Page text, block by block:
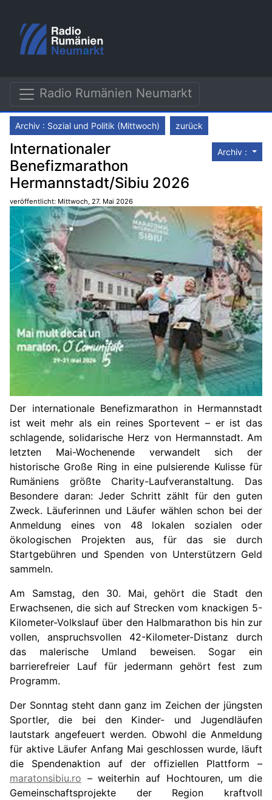
Radio Rumänien Neumarkt
Archiv : Sozial und Politik (Mittwoch) zurück
Archiv :
Internationaler
Benefizmarathon
Hermannstadt/Sibiu 2026
veröffentlicht: Mittwoch, 27. Mai 2026
Der internationale Benefizmarathon in Hermannstadt
ist weit mehr als ein reines Sportevent – er ist das
schlagende, solidarische Herz von Hermannstadt. Am
letzten Mai-Wochenende verwandelt sich der
historische Große Ring in eine pulsierende Kulisse für
Rumäniens größte Charity-Laufveranstaltung. Das
Besondere daran: Jeder Schritt zählt für den guten
Zweck. Läuferinnen und Läufer wählen schon bei der
Anmeldung eines von 48 lokalen sozialen oder
ökologischen Projekten aus, für das sie durch
Startgebühren und Spenden von Unterstützern Geld
sammeln.
Am Samstag, den 30. Mai, gehört die Stadt den
Erwachsenen, die sich auf Strecken vom knackigen 5-
Kilometer-Volkslauf über den Halbmarathon bis hin zur
vollen, anspruchsvollen 42-Kilometer-Distanz durch
das malerische Umland beweisen. Sogar ein
barrierefreier Lauf für jedermann gehört fest zum
Programm.
Der Sonntag steht dann ganz im Zeichen der jüngsten
Sportler, die bei den Kinder- und Jugendläufen
lautstark angefeuert werden. Obwohl die Anmeldung
für aktive Läufer Anfang Mai geschlossen wurde, läuft
die Spendenaktion auf der offiziellen Plattform –
maratonsibiu.ro – weiterhin auf Hochtouren, um die
Gemeinschaftsprojekte der Region kraftvoll